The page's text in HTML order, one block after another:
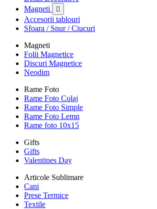
Magneti

Accesorii tablouri
Sfoara / Snur / Ciucuri
Magneti
Folii Magnetice
Discuri Magnetice
Neodim
Rame Foto
Rame Foto Colaj
Rame Foto Simple
Rame Foto Lemn
Rame foto 10x15
Gifts
Gifts
Valentines Day
Articole Sublimare
Cani
Prese Termice
Textile